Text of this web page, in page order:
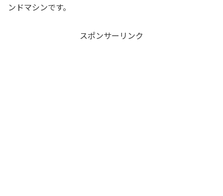
ンドマシンです。
スポンサーリンク